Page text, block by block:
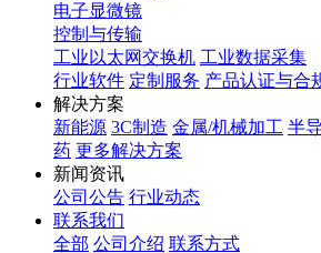
电子显微镜
控制与传输
工业以太网交换机 工业数据采集
行业软件 定制服务 产品认证与合
解决方案
新能源 3C制造 金属/机械加工 半
药 更多解决方案
新闻资讯
公司公告 行业动态
联系我们
全部 公司介绍 联系方式